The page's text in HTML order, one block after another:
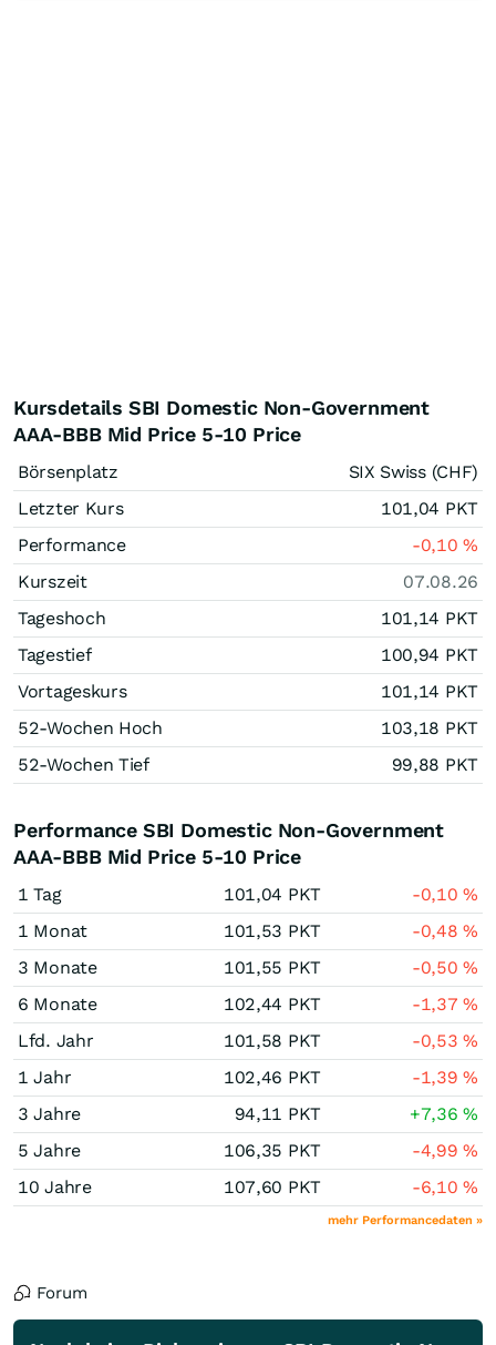
Kursdetails SBI Domestic Non-Government
AAA-BBB Mid Price 5-10 Price
Börsenplatz
SIX Swiss (CHF)
Letzter Kurs
101,04 PKT
Performance
-0,10%
Kurszeit
07.08.26
Tageshoch
101,14 PKT
Tagestief
100,94 PKT
Vortageskurs
101,14 PKT
52-Wochen Hoch
103,18 PKT
52-Wochen Tief
99,88 PKT
Performance SBI Domestic Non-Government
AAA-BBB Mid Price 5-10 Price
1 Tag 101,04 PKT -0,10%
1 Monat
101,53 PKT -0,48%
3 Monate
101,55 PKT -0,50%
6 Monate
102,44 PKT -1,37%
Lfd. Jahr
101,58 PKT -0,53%
1 Jahr
102,46 PKT -1,39%
3 Jahre
94,11 PKT +7,36%
5 Jahre
106,35 PKT -4,99%
10 Jahre
107,60 PKT -6,10%
mehr Performancedaten »
Forum